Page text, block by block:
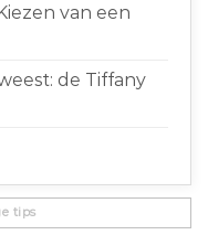
van een
de Tiffany
tips